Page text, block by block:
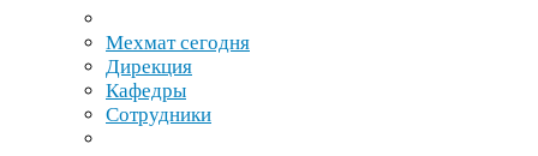
Мехмат сегодня
Дирекция
Кафедры
Сотрудники